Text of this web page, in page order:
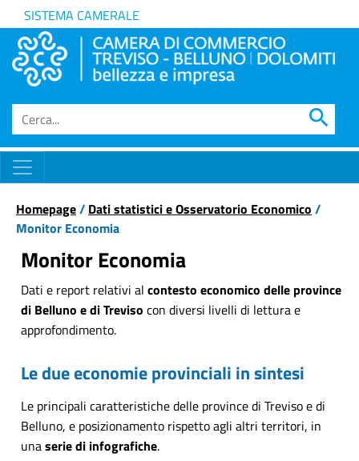
SISTEMA CAMERALE
search
Homepage/ Dati statistici e Osservatorio Economico /
Monitor Economia
Monitor Economia
Dati e report relativi al contesto economico delle province
di Belluno e di Treviso con diversi livelli di lettura e
approfondimento.
Le due economie provinciali in sintesi
Le principali caratteristiche delle province di Treviso e di
Belluno, e posizionamento rispetto agli altri territori, in
unaserie di infografiche.